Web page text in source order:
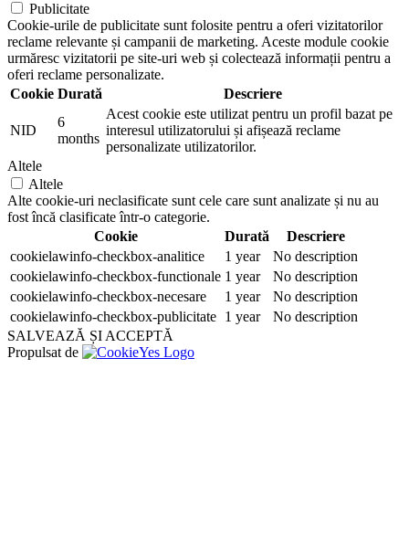
Publicitate
Cookie-urile de publicitate sunt folosite pentru a oferi vizitatorilor
reclame relevante și campanii de marketing. Aceste module cookie
urmăresc vizitatorii pe site-uri web și colectează informații pentru a
oferi reclame personalizate.
Cookie Durată Descriere
NID
6
months
Acest cookie este utilizat pentru un profil bazat pe
interesul utilizatorului și afișează reclame
personalizate utilizatorilor.
Altele
Altele
Alte cookie-uri neclasificate sunt cele care sunt analizate și nu au
fost încă clasificate într-o categorie.
Cookie
Durată
Descriere
cookielawinfo-checkbox-analitice
1 year
No description
cookielawinfo-checkbox-functionale 1 year
No description
cookielawinfo-checkbox-necesare
1 year
No description
cookielawinfo-checkbox-publicitate 1 year
No description
SALVEAZĂ ȘI ACCEPTĂ
Propulsat de